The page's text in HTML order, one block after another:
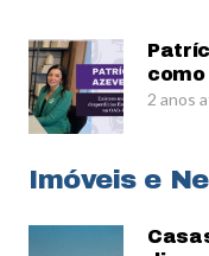
como
2 anos
Imóveis e